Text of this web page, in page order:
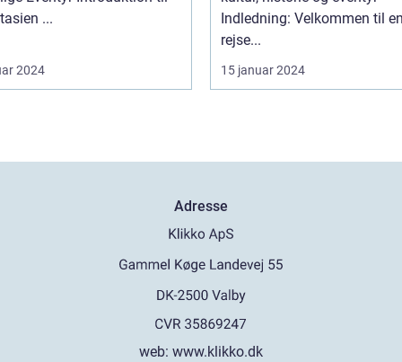
Sydøstasien ...
2024
Indledning: Velkommen til
rejse...
15 januar 2024
Adresse
web: www.klikko.dk